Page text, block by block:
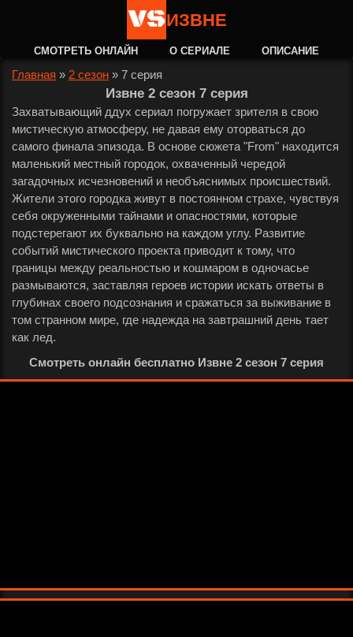
ИЗВНЕ
СМОТРЕТЬ ОНЛАЙН О СЕРИАЛЕ ОПИСАНИЕ
Главная » 2 сезон » 7 серия
Извне 2 сезон 7 серия
Захватывающий ддух сериал погружает зрителя в свою
мистическую атмосферу, не давая ему оторваться до
самого финала эпизода. В основе сюжета "From" находится
маленький местный городок, охваченный чередой
загадочных исчезновений и необъяснимых происшествий.
Жители этого городка живут в постоянном страхе, чувствуя
себя окруженными тайнами и опасностями, которые
подстерегают их буквально на каждом углу. Развитие
событий мистического проекта приводит к тому, что
границы между реальностью и кошмаром в одночасье
размываются, заставляя героев истории искать ответы в
глубинах своего подсознания и сражаться за выживание в
том странном мире, где надежда на завтрашний день тает
как лед.
Смотреть онлайн бесплатно Извне 2 сезон 7 серия